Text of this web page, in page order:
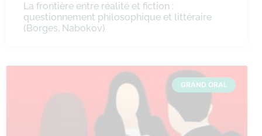
La frontière entre réalité et fiction :
questionnement philosophique et littéraire
(Borges, Nabokov)
GRAND ORAL